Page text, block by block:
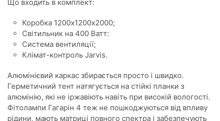
Що входить в комплект:
Коробка 1200х1200х2000;
Світильник на 400 Ватт:
Система вентиляції;
Клімат-контроль Jarvis.
Алюмінієвий каркас збирається просто і швидко.
Герметичний тент натягується на стійкі планки з
алюмінію, які не іржавіють навіть при високій вологості.
Фітолампи Гагарін 4 теж не пошкоджуються від впливу
рідини, мають матриці повного спектра і забезпечують